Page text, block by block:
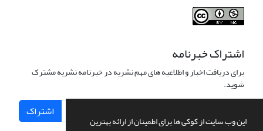
این وب سایت از کوکی ها برای اطمینان از ارائه بهترین
اشتراک خبرنامه
برای دریافت اخبار و اطلاعیه های مهم نشریه در خبرنامه نشریه مشترک
شوید.
اشتراک